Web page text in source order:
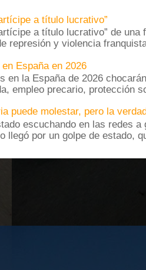
a título lucrativo”
a título lucrativo” de una
represión y violencia
España en 2026
en la España de 2026
empleo precario, protección
puede molestar, pero la
escuchando en las redes a
llegó por un golpe de estado,